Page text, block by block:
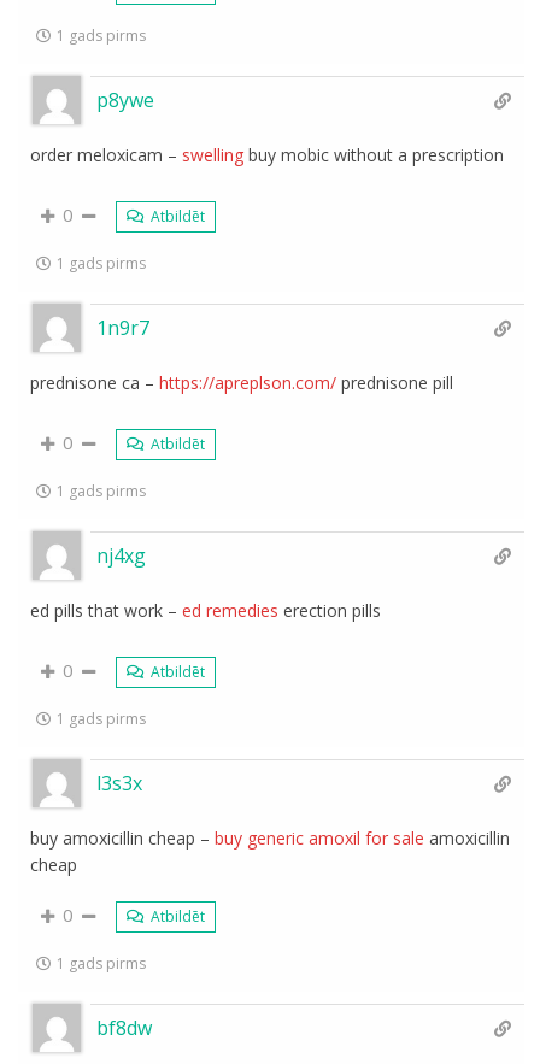
1 gads pirms
p8ywe
order meloxicam – swelling buy mobic without a prescription
0 Atbildēt
1 gads pirms
1n9r7
prednisone ca –https://apreplson.com/ prednisone pill
0 Atbildēt
1 gads pirms
nj4xg
ed pills that work –ed remedies erection pills
0 Atbildēt
1 gads pirms
l3s3x
buy amoxicillin cheap –buy generic amoxil for sale amoxicillin
cheap
0 Atbildēt
1 gads pirms
bf8dw